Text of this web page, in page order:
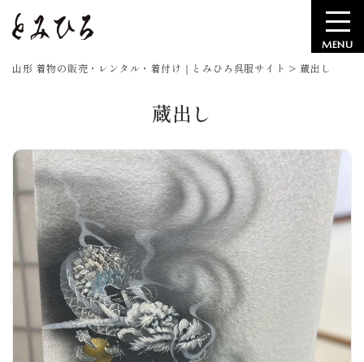
MENU
山形 着物の販売・レンタル・着付け｜とみひろ呉服サイト > 蔵出し
蔵出し